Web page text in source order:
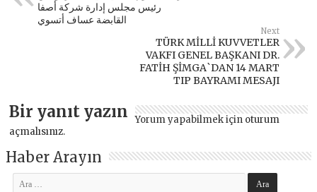
رئيس مجلس إدارة شركة أصفا
القابضة عساف أتسوي
Next
TÜRK MİLLİ KUVVETLER
VAKFI GENEL BAŞKANI DR.
FATİH ŞİMGA`DAN 14 MART
TIP BAYRAMI MESAJI
Bir yanıt yazın Yorum yapabilmek için oturum
açmalısınız.
Haber Arayın